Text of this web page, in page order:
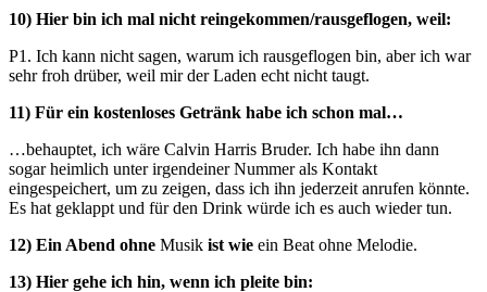
10) Hier bin ich mal nicht reingekommen/rausgeflogen, weil:
P1. Ich kann nicht sagen, warum ich rausgeflogen bin, aber ich war
sehr froh drüber, weil mir der Laden echt nicht taugt.
11) Für ein kostenloses Getränk habe ich schon mal…
…behauptet, ich wäre Calvin Harris Bruder. Ich habe ihn dann
sogar heimlich unter irgendeiner Nummer als Kontakt
eingespeichert, um zu zeigen, dass ich ihn jederzeit anrufen könnte.
Es hat geklappt und für den Drink würde ich es auch wieder tun.
12) Ein Abend ohne Musik ist wie ein Beat ohne Melodie.
13) Hier gehe ich hin, wenn ich pleite bin: